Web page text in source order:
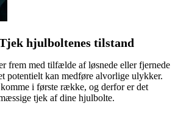
hjulboltenes tilstand
frem med tilfælde af løsnede eller fjernede
potentielt kan medføre alvorlige ulykker.
i første række, og derfor er det
tjek af dine hjulbolte.